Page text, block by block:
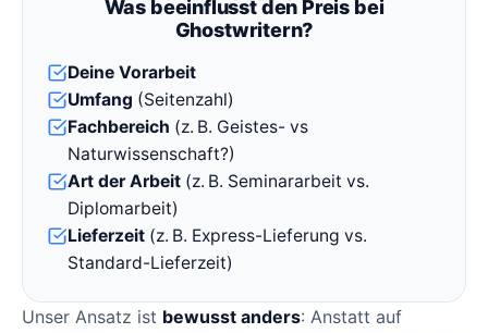
Was beeinflusst den Preis bei
Ghostwritern?
Deine Vorarbeit
Umfang (Seitenzahl)
Fachbereich (z. B. Geistes- vs
Naturwissenschaft?)
Art der Arbeit(z. B. Seminararbeit vs.
Diplomarbeit)
Lieferzeit(z. B. Express-Lieferung vs.
Standard-Lieferzeit)
Unser Ansatz ist bewusst anders: Anstatt auf